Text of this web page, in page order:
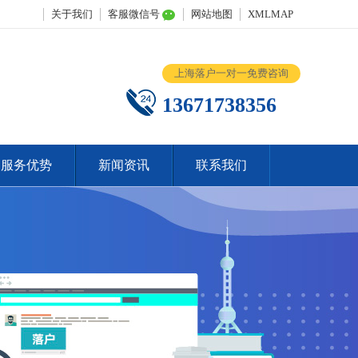
关于我们 客服微信号 网站地图 XMLMAP
上海落户一对一免费咨询
13671738356
服务优势 新闻资讯 联系我们